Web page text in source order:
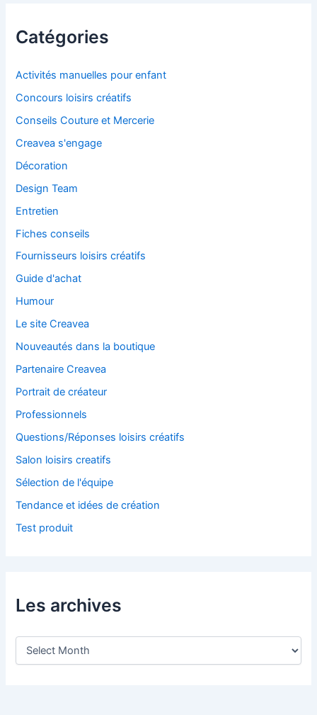
Catégories
Activités manuelles pour enfant
Concours loisirs créatifs
Conseils Couture et Mercerie
Creavea s'engage
Décoration
Design Team
Entretien
Fiches conseils
Fournisseurs loisirs créatifs
Guide d'achat
Humour
Le site Creavea
Nouveautés dans la boutique
Partenaire Creavea
Portrait de créateur
Professionnels
Questions/Réponses loisirs créatifs
Salon loisirs creatifs
Sélection de l'équipe
Tendance et idées de création
Test produit
Les archives
L